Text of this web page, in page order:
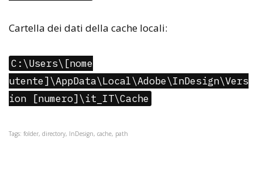
Cartella dei dati della cache locali:
C:\Users\[nome
utente]\AppData\Local\Adobe\InDesign\Vers
ion [numero]\it_IT\Cache
Tags: folder, directory, InDesign, cache, path